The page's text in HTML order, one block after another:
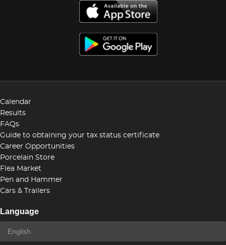
Calendar
Results
FAQs
Guide to obtaining your tax status certificate
Career Opportunities
Porcelain Store
Flea Market
Pen and Hammer
Cars & Trailers
Language